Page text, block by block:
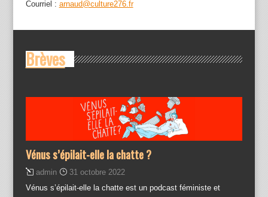
Courriel : arnaud@culture276.fr
Brèves
Vénus s’épilait-elle la chatte ?
admin
31 octobre 2022
Vénus s’épilait-elle la chatte est un podcast féministe et